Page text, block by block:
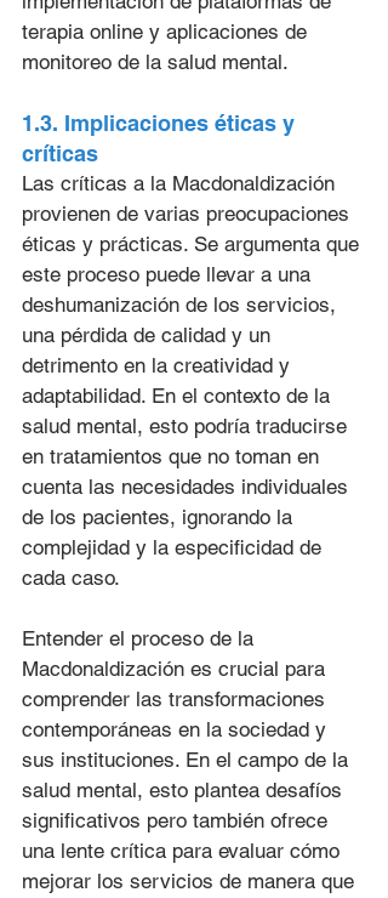
terapia online y aplicaciones de
monitoreo de la salud mental.
1.3. Implicaciones éticas y
críticas
Las críticas a la Macdonaldización
provienen de varias preocupaciones
éticas y prácticas. Se argumenta que
este proceso puede llevar a una
deshumanización de los servicios,
una pérdida de calidad y un
detrimento en la creatividad y
adaptabilidad. En el contexto de la
salud mental, esto podría traducirse
en tratamientos que no toman en
cuenta las necesidades individuales
de los pacientes, ignorando la
complejidad y la especificidad de
cada caso.
Entender el proceso de la
Macdonaldización es crucial para
comprender las transformaciones
contemporáneas en la sociedad y
sus instituciones. En el campo de la
salud mental, esto plantea desafíos
significativos pero también ofrece
una lente crítica para evaluar cómo
mejorar los servicios de manera que